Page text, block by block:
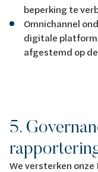
beperking te
Omnichannel
digitale
afgestemd op
5.
We versterken onze